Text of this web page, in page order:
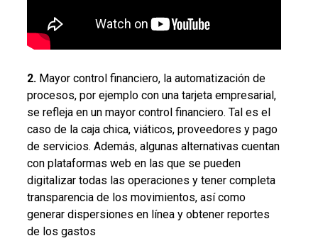
2. Mayor control financiero, la automatización de
procesos, por ejemplo con una tarjeta empresarial,
se refleja en un mayor control financiero. Tal es el
caso de la caja chica, viáticos, proveedores y pago
de servicios. Además, algunas alternativas cuentan
con plataformas web en las que se pueden
digitalizar todas las operaciones y tener completa
transparencia de los movimientos, así como
generar dispersiones en línea y obtener reportes
de los gastos